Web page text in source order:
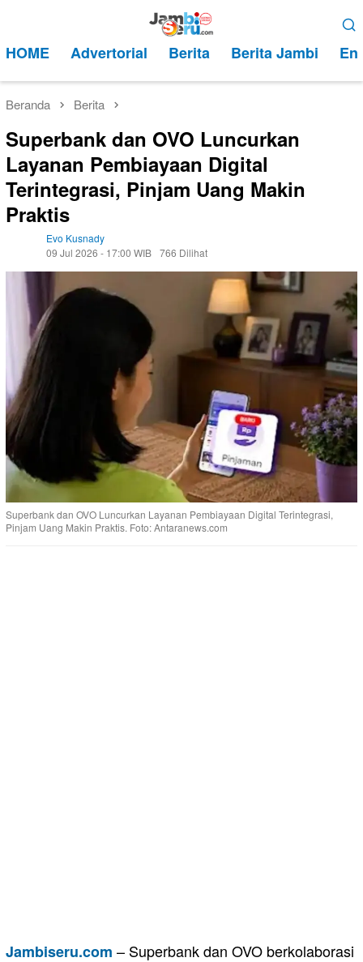
kontenMobile
HOME Advertorial Berita Berita Jambi
Beranda Berita
Superbank dan OVO Luncurkan
Layanan Pembiayaan Digital
Terintegrasi, Pinjam Uang Makin
Praktis
Evo Kusnady
09 Jul 2026 - 17:00 WIB 766 Dilihat
Superbank dan OVO Luncurkan Layanan Pembiayaan Digital Terintegrasi,
Pinjam Uang Makin Praktis. Foto: Antaranews.com
Jambiseru.com – Superbank dan OVO berkolaborasi